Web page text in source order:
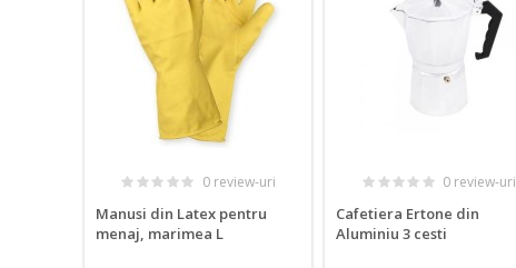
0 review-uri
Manusi din Latex pentru
menaj, marimea L
0 review-uri
Cafetiera Ertone din
Aluminiu 3 cesti